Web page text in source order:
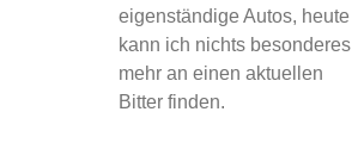
eigenständige Autos, heute
kann ich nichts besonderes
mehr an einen aktuellen
Bitter finden.